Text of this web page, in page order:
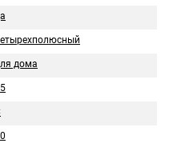
дома